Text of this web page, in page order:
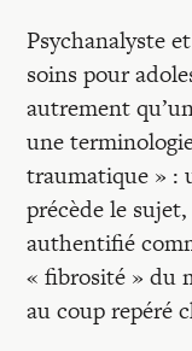
Psychanalyste
soins pour
autrement
une
traumatique » :
précède le
authentifié
« fibrosité » du
au coup repéré